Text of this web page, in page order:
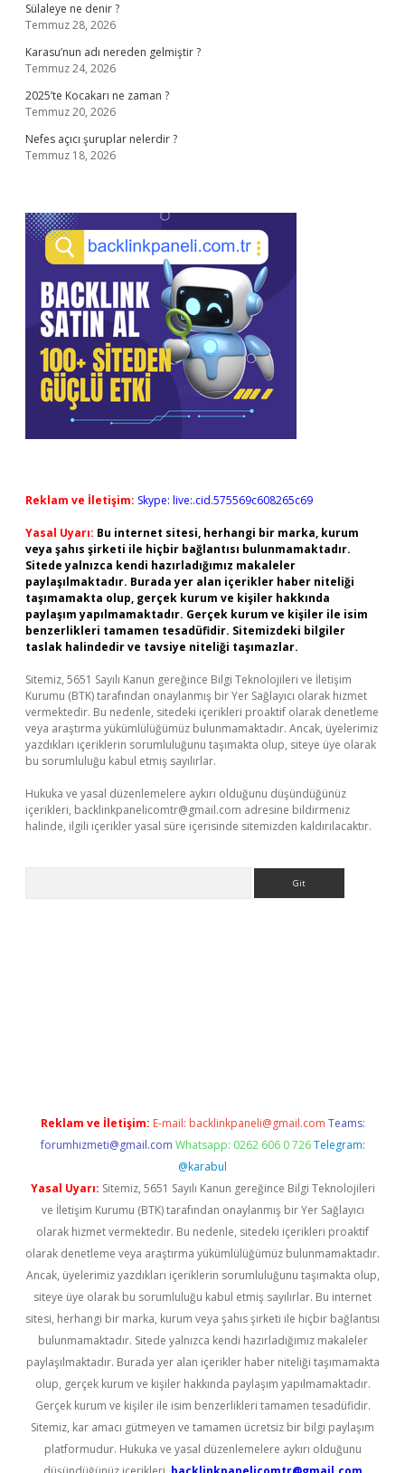
Sülaleye ne denir ?
Temmuz 28, 2026
Karasu’nun adı nereden gelmiştir ?
Temmuz 24, 2026
2025’te Kocakarı ne zaman ?
Temmuz 20, 2026
Nefes açıcı şuruplar nelerdir ?
Temmuz 18, 2026
Reklam ve İletişim: Skype: live:.cid.575569c608265c69
Yasal Uyarı: Bu internet sitesi, herhangi bir marka, kurum
veya şahıs şirketi ile hiçbir bağlantısı bulunmamaktadır.
Sitede yalnızca kendi hazırladığımız makaleler
paylaşılmaktadır. Burada yer alan içerikler haber niteliği
taşımamakta olup, gerçek kurum ve kişiler hakkında
paylaşım yapılmamaktadır. Gerçek kurum ve kişiler ile isim
benzerlikleri tamamen tesadüfidir. Sitemizdeki bilgiler
taslak halindedir ve tavsiye niteliği taşımazlar.
Sitemiz, 5651 Sayılı Kanun gereğince Bilgi Teknolojileri ve İletişim
Kurumu (BTK) tarafından onaylanmış bir Yer Sağlayıcı olarak hizmet
vermektedir. Bu nedenle, sitedeki içerikleri proaktif olarak denetleme
veya araştırma yükümlülüğümüz bulunmamaktadır. Ancak, üyelerimiz
yazdıkları içeriklerin sorumluluğunu taşımakta olup, siteye üye olarak
bu sorumluluğu kabul etmiş sayılırlar.
Hukuka ve yasal düzenlemelere aykırı olduğunu düşündüğünüz
içerikleri, backlinkpanelicomtr@gmail.com adresine bildirmeniz
halinde, ilgili içerikler yasal süre içerisinde sitemizden kaldırılacaktır.
Reklam ve İletişim: E-mail: backlinkpaneli@gmail.com Teams:
forumhizmeti@gmail.com Whatsapp: 0262 606 0 726 Telegram:
@karabul
Yasal Uyarı: Sitemiz, 5651 Sayılı Kanun gereğince Bilgi Teknolojileri
ve İletişim Kurumu (BTK) tarafından onaylanmış bir Yer Sağlayıcı
olarak hizmet vermektedir. Bu nedenle, sitedeki içerikleri proaktif
olarak denetleme veya araştırma yükümlülüğümüz bulunmamaktadır.
Ancak, üyelerimiz yazdıkları içeriklerin sorumluluğunu taşımakta olup,
siteye üye olarak bu sorumluluğu kabul etmiş sayılırlar. Bu internet
sitesi, herhangi bir marka, kurum veya şahıs şirketi ile hiçbir bağlantısı
bulunmamaktadır. Sitede yalnızca kendi hazırladığımız makaleler
paylaşılmaktadır. Burada yer alan içerikler haber niteliği taşımamakta
olup, gerçek kurum ve kişiler hakkında paylaşım yapılmamaktadır.
Gerçek kurum ve kişiler ile isim benzerlikleri tamamen tesadüfidir.
Sitemiz, kar amacı gütmeyen ve tamamen ücretsiz bir bilgi paylaşım
platformudur. Hukuka ve yasal düzenlemelere aykırı olduğunu